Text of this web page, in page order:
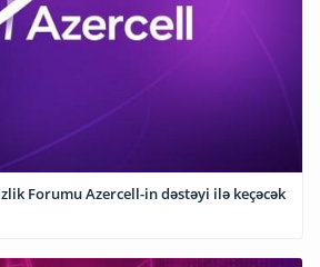
Forumu Azercell-in dəstəyi ilə keçəcək